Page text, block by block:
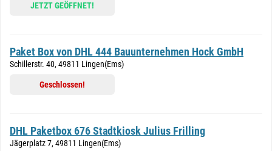
JETZT GEÖFFNET!
Paket Box von DHL 444 Bauunternehmen Hock GmbH
Schillerstr. 40, 49811 Lingen(Ems)
Geschlossen!
DHL Paketbox 676 Stadtkiosk Julius Frilling
Jägerplatz 7, 49811 Lingen(Ems)